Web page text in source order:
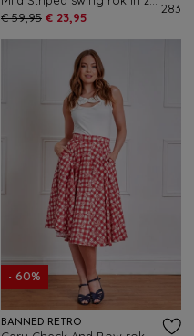
€ 59,95 € 23,95
283
- 60%
BANNED RETRO